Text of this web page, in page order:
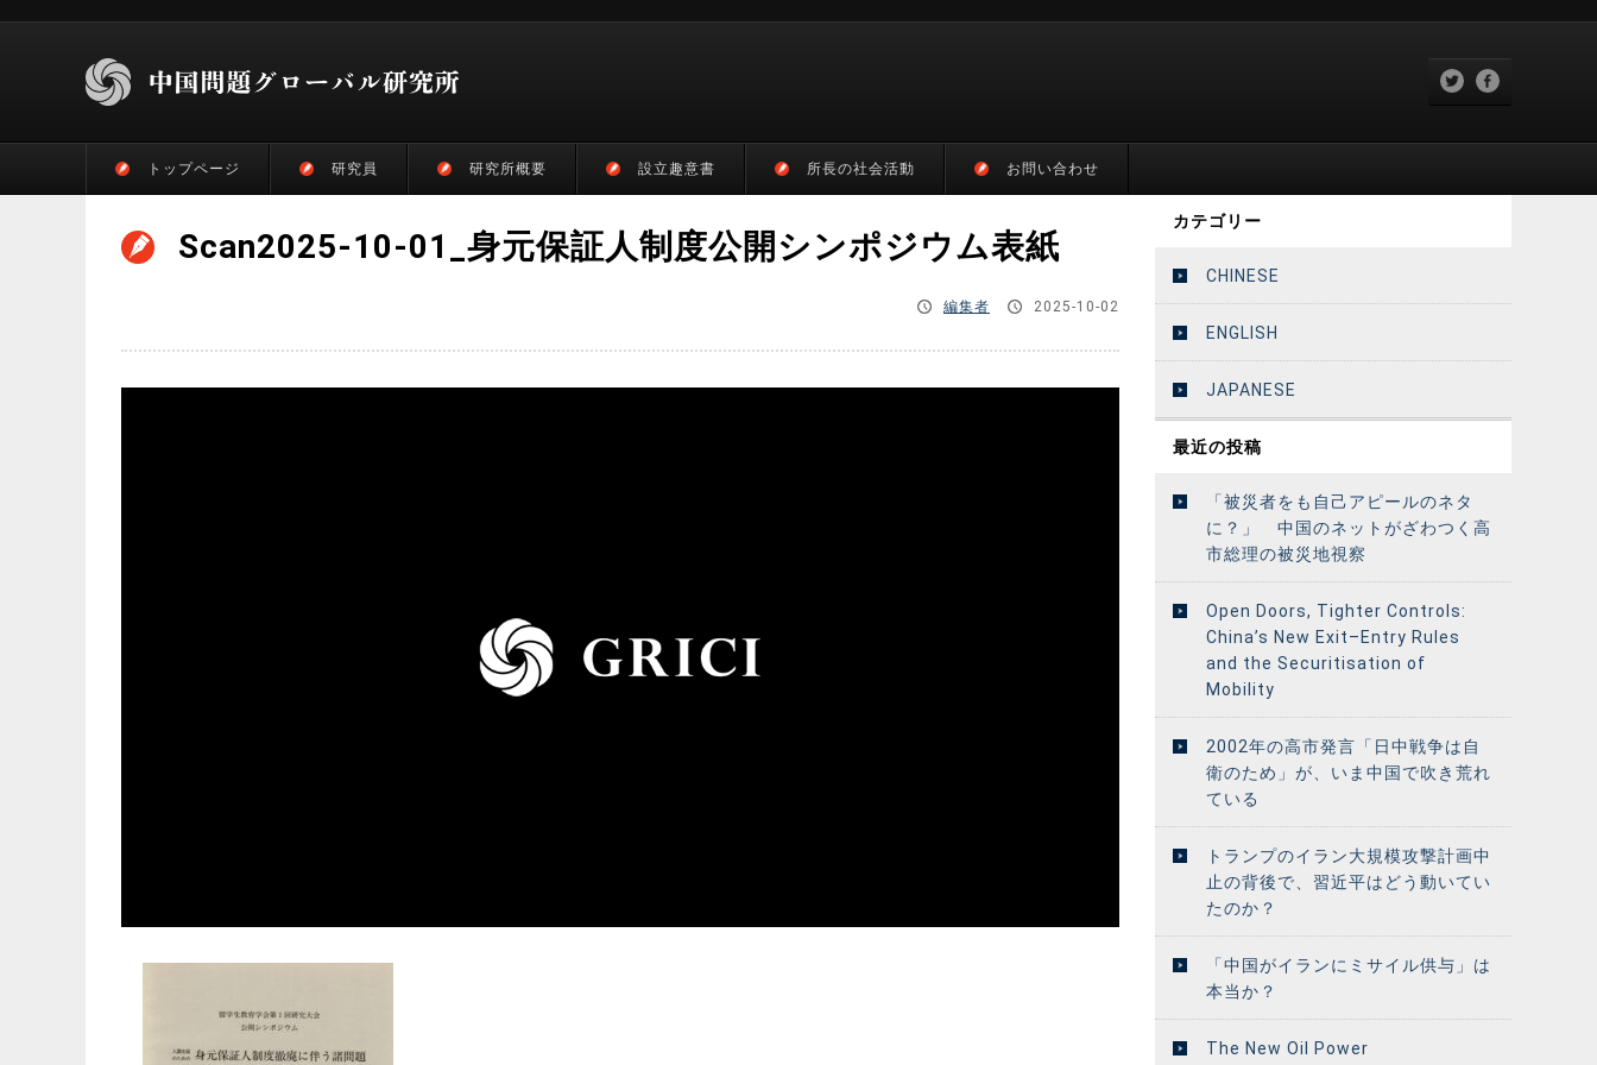
トップページ 研究員 研究所概要 設立趣意書 所長の社会活動 お問い合わせ
Scan2025-10-01_身元保証人制度公開シンポジウム表紙
編集者 2025-10-02
カテゴリー
CHINESE
ENGLISH
JAPANESE
最近の投稿
「被災者をも自己アピールのネタ
に？」 中国のネットがざわつく高
市総理の被災地視察
Open Doors, Tighter Controls:
China’s New Exit–Entry Rules
and the Securitisation of
Mobility
2002年の高市発言「日中戦争は自
衛のため」が、いま中国で吹き荒れ
ている
トランプのイラン大規模攻撃計画中
止の背後で、習近平はどう動いてい
たのか？
「中国がイランにミサイル供与」は
本当か？
The New Oil Power